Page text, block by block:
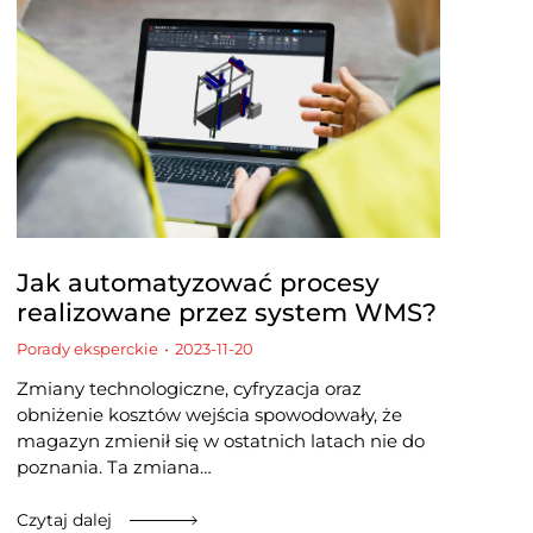
Jak automatyzować procesy
realizowane przez system WMS?
Porady eksperckie 2023-11-20
Zmiany technologiczne, cyfryzacja oraz
obniżenie kosztów wejścia spowodowały, że
magazyn zmienił się w ostatnich latach nie do
poznania. Ta zmiana…
Czytaj dalej